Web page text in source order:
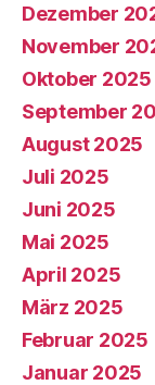
Dezember
November
Oktober 2025
September
August 2025
Juli 2025
Juni 2025
Mai 2025
April 2025
März 2025
Februar 2025
Januar 2025